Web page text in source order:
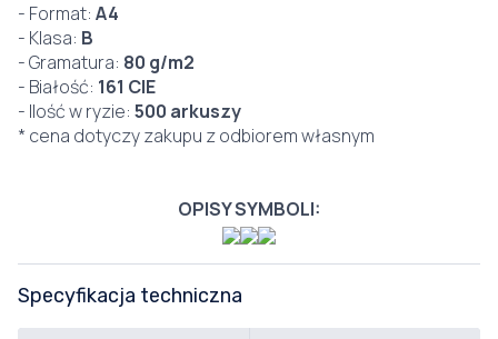
- Format: A4
- Klasa: B
- Gramatura: 80 g/m2
- Białość: 161 CIE
- Ilość w ryzie: 500 arkuszy
* cena dotyczy zakupu z odbiorem własnym
OPISY SYMBOLI:
Specyfikacja techniczna